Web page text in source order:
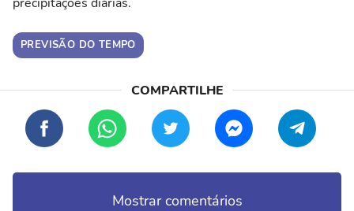
PREVISÃO DO TEMPO
Mostrar comentários